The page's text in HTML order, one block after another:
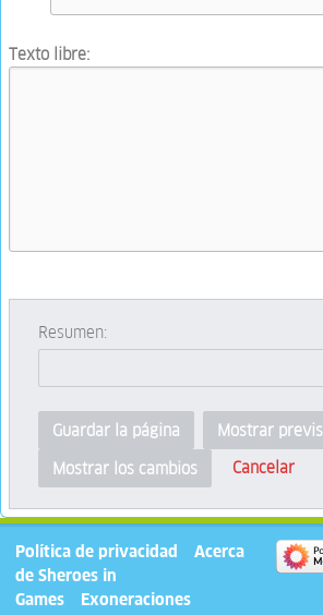
Texto libre:
Resumen:
Guardar la página
Mostrar
Mostrar los cambios
Cancelar
Política de privacidad
Acerca
de Sheroes in
Games
Exoneraciones